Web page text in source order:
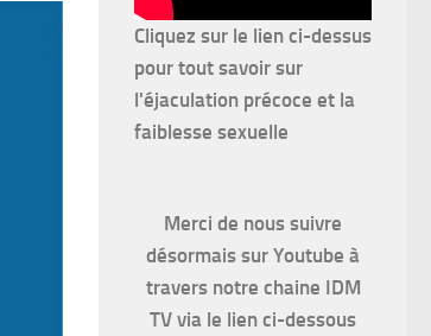
Cliquez sur le lien ci-dessus
pour tout savoir sur
l'éjaculation précoce et la
faiblesse sexuelle
Merci de nous suivre
désormais sur Youtube à
travers notre chaine IDM
TV via le lien ci-dessous